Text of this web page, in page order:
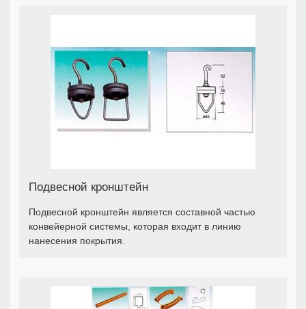
Подвесной кронштейн
Подвесной кронштейн является составной частью
конвейерной системы, которая входит в линию
нанесения покрытия.